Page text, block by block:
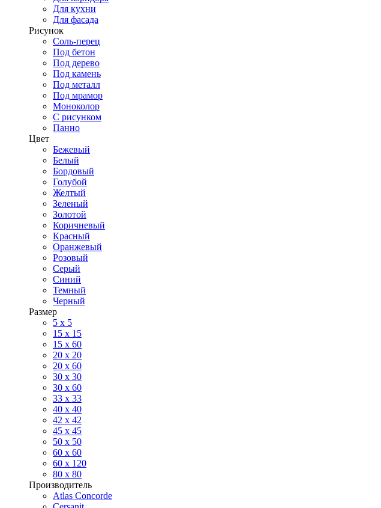
Для кухни
Для фасада
Рисунок
Соль-перец
Под бетон
Под дерево
Под камень
Под металл
Под мрамор
Моноколор
С рисунком
Панно
Цвет
Бежевый
Белый
Бордовый
Голубой
Желтый
Зеленый
Золотой
Коричневый
Красный
Оранжевый
Розовый
Серый
Синий
Темный
Черный
Размер
5 x 5
15 x 15
15 x 60
20 х 20
20 x 60
30 х 30
30 x 60
33 x 33
40 х 40
42 x 42
45 x 45
50 x 50
60 х 60
60 x 120
80 x 80
Производитель
Atlas Concorde